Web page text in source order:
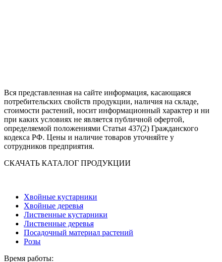
Вся представленная на сайте информация, касающаяся
потребительских свойств продукции, наличия на складе,
стоимости растений, носит информационный характер и ни
при каких условиях не является публичной офертой,
определяемой положениями Статьи 437(2) Гражданского
кодекса РФ. Цены и наличие товаров уточняйте у
сотрудников предприятия.
СКАЧАТЬ КАТАЛОГ ПРОДУКЦИИ
Хвойные кустарники
Хвойные деревья
Лиственные кустарники
Лиственные деревья
Посадочный материал растений
Розы
Время работы: